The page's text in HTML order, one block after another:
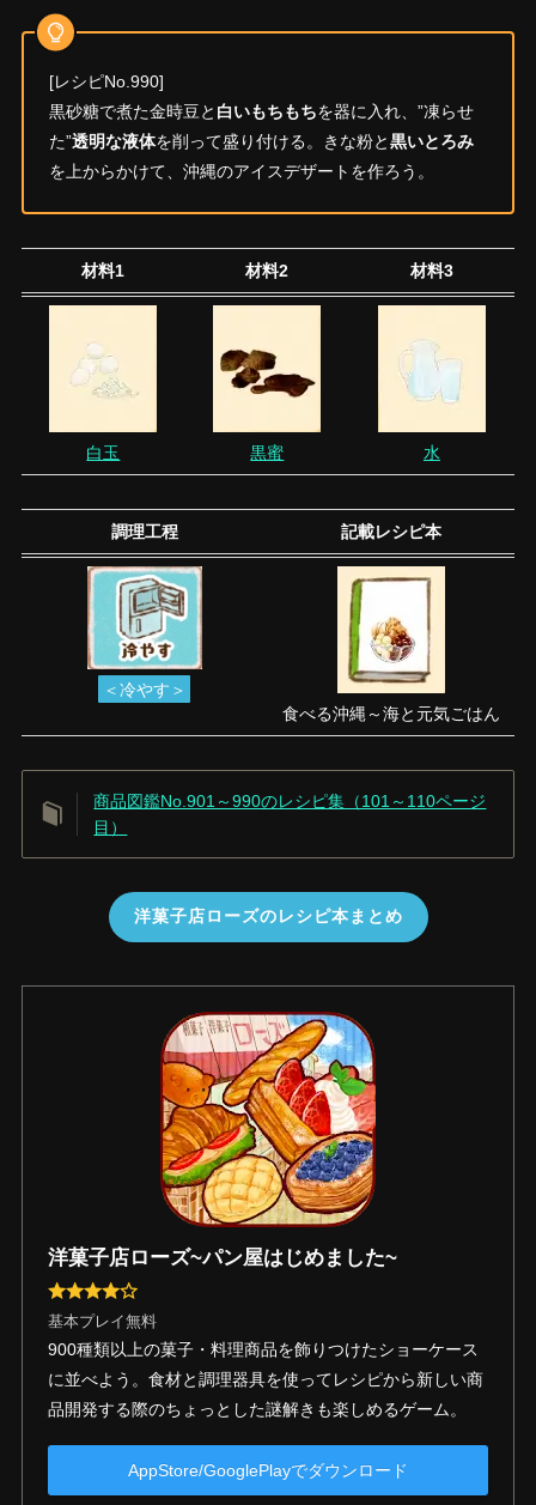
[レシピNo.990]
黒砂糖で煮た金時豆と 白いもちもちを器に入れ、”凍らせ
た”透明な液体を削って盛り付ける。きな粉と黒いとろみ
を上からかけて、沖縄のアイスデザートを作ろう。
材料1 材料2 材料3
白玉 黒蜜 水
調理工程 記載レシピ本
＜冷やす＞
食べる沖縄～海と元気ごはん
商品図鑑No.901～990のレシピ集（101～110ページ
目）
洋菓子店ローズのレシピ本まとめ
洋菓子店ローズ~パン屋はじめました~
基本プレイ無料
900種類以上の菓子・料理商品を飾りつけたショーケース
に並べよう。食材と調理器具を使ってレシピから新しい商
品開発する際のちょっとした謎解きも楽しめるゲーム。
AppStore/GooglePlayでダウンロード